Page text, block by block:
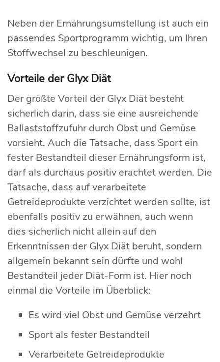
Neben der Ernährungsumstellung ist auch ein
passendes Sportprogramm wichtig, um Ihren
Stoffwechsel zu beschleunigen.
Vorteile der Glyx Diät
Der größte Vorteil der Glyx Diät besteht
sicherlich darin, dass sie eine ausreichende
Ballaststoffzufuhr durch Obst und Gemüse
vorsieht. Auch die Tatsache, dass Sport ein
fester Bestandteil dieser Ernährungsform ist,
darf als durchaus positiv erachtet werden. Die
Tatsache, dass auf verarbeitete
Getreideprodukte verzichtet werden sollte, ist
ebenfalls positiv zu erwähnen, auch wenn
dies sicherlich nicht allein auf den
Erkenntnissen der Glyx Diät beruht, sondern
allgemein bekannt sein dürfte und wohl
Bestandteil jeder Diät-Form ist. Hier noch
einmal die Vorteile im Überblick:
Es wird viel Obst und Gemüse verzehrt
Sport als fester Bestandteil
Verarbeitete Getreideprodukte